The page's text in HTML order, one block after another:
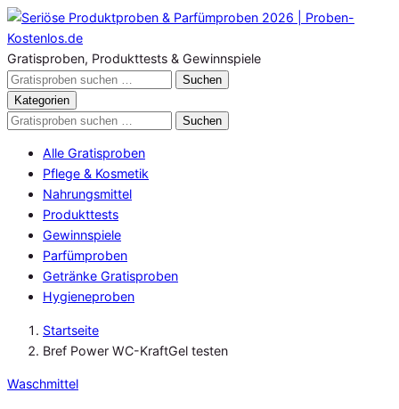
Zum
Inhalt
springen
Gratisproben, Produkttests & Gewinnspiele
Gratisproben
durchsuchen
Suchen
Kategorien
Gratisproben
Suchen
Alle Gratisproben
Pflege & Kosmetik
Nahrungsmittel
Produkttests
Gewinnspiele
Parfümproben
Getränke Gratisproben
Hygieneproben
Startseite
Bref Power WC-KraftGel testen
Waschmittel